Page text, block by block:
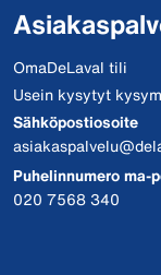
OmaDeLaval tili
Usein kysytyt
Sähköpostiosoite
Puhelinnumero ma-
020 7568 340